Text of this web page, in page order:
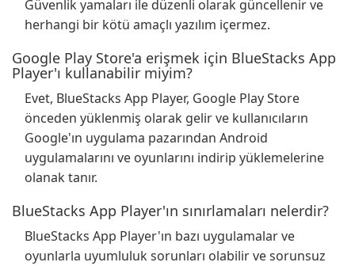
Güvenlik yamaları ile düzenli olarak güncellenir ve
herhangi bir kötü amaçlı yazılım içermez.
Google Play Store'a erişmek için BlueStacks App
Player'ı kullanabilir miyim?
Evet, BlueStacks App Player, Google Play Store
önceden yüklenmiş olarak gelir ve kullanıcıların
Google'ın uygulama pazarından Android
uygulamalarını ve oyunlarını indirip yüklemelerine
olanak tanır.
BlueStacks App Player'ın sınırlamaları nelerdir?
BlueStacks App Player'ın bazı uygulamalar ve
oyunlarla uyumluluk sorunları olabilir ve sorunsuz